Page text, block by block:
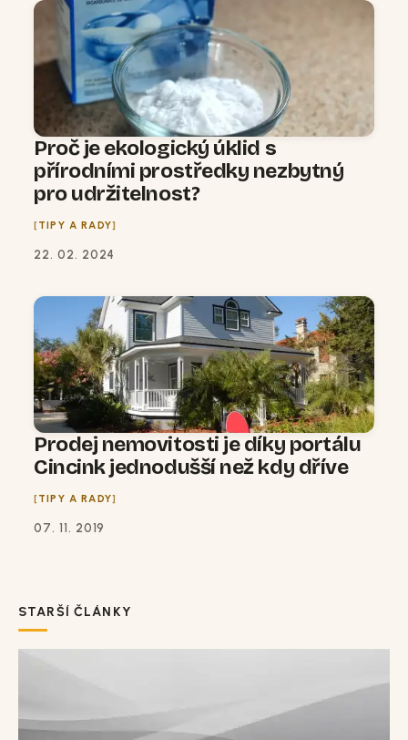
Proč je ekologický úklid s
přírodními prostředky nezbytný
pro udržitelnost?
TIPY A RADY
22. 02. 2024
Prodej nemovitosti je díky portálu
Cincink jednodušší než kdy dříve
TIPY A RADY
07. 11. 2019
STARŠÍ ČLÁNKY